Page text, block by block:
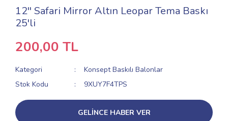
12'' Safari Mirror Altın Leopar Tema Baskı
25'li
200,00 TL
Kategori
Konsept Baskılı Balonlar
Stok Kodu
9XUY7F4TPS
GELİNCE HABER VER